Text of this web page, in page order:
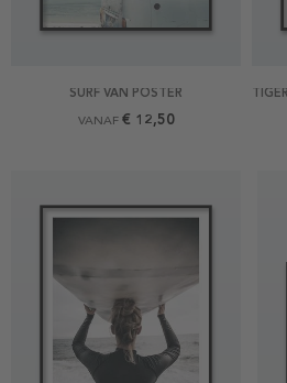
SURF VAN POSTER
VANAF € 12,50